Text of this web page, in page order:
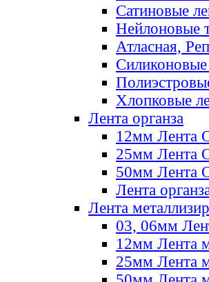
Сатиновые
Нейлоновые
Атласная,
Силиконовые
Хлопковые
Лента органза
12мм Лента
25мм Лента
50мм Лента
Лента
Лента
03, 06мм
12мм Лента
25мм Лента